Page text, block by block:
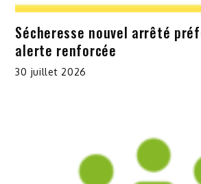
Sécheresse nouvel arrêté
alerte renforcée
30 juillet 2026